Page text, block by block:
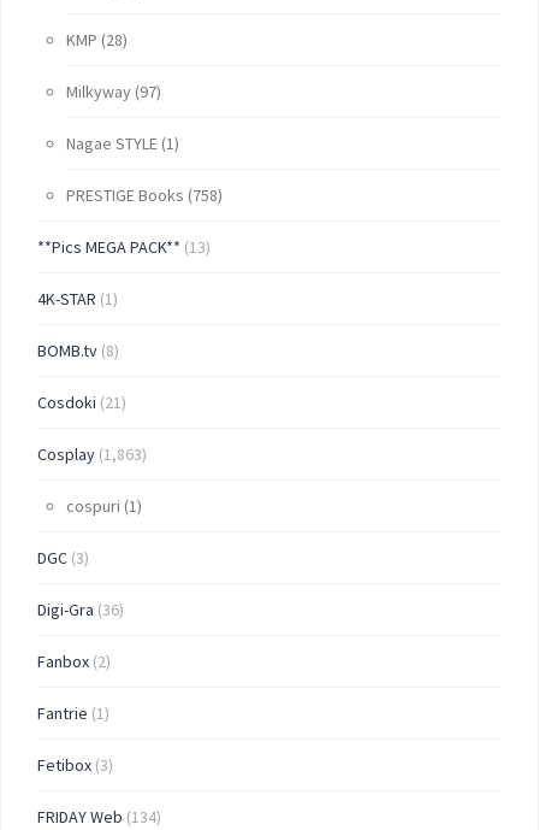
KMP (28)
Milkyway (97)
Nagae STYLE (1)
PRESTIGE Books (758)
**Pics MEGA PACK** (13)
4K-STAR (1)
BOMB.tv (8)
Cosdoki (21)
Cosplay (1,863)
cospuri (1)
DGC (3)
Digi-Gra (36)
Fanbox (2)
Fantrie (1)
Fetibox (3)
FRIDAY Web (134)